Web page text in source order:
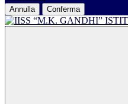
Annulla Conferma